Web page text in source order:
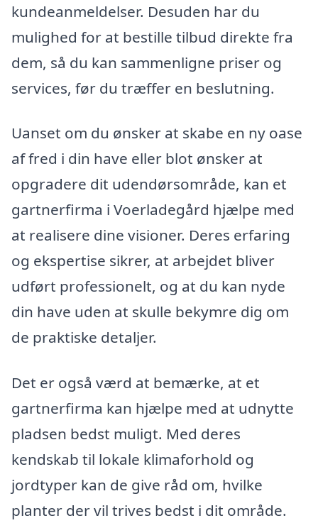
kundeanmeldelser. Desuden har du
mulighed for at bestille tilbud direkte fra
dem, så du kan sammenligne priser og
services, før du træffer en beslutning.
Uanset om du ønsker at skabe en ny oase
af fred i din have eller blot ønsker at
opgradere dit udendørsområde, kan et
gartnerfirma i Voerladegård hjælpe med
at realisere dine visioner. Deres erfaring
og ekspertise sikrer, at arbejdet bliver
udført professionelt, og at du kan nyde
din have uden at skulle bekymre dig om
de praktiske detaljer.
Det er også værd at bemærke, at et
gartnerfirma kan hjælpe med at udnytte
pladsen bedst muligt. Med deres
kendskab til lokale klimaforhold og
jordtyper kan de give råd om, hvilke
planter der vil trives bedst i dit område.